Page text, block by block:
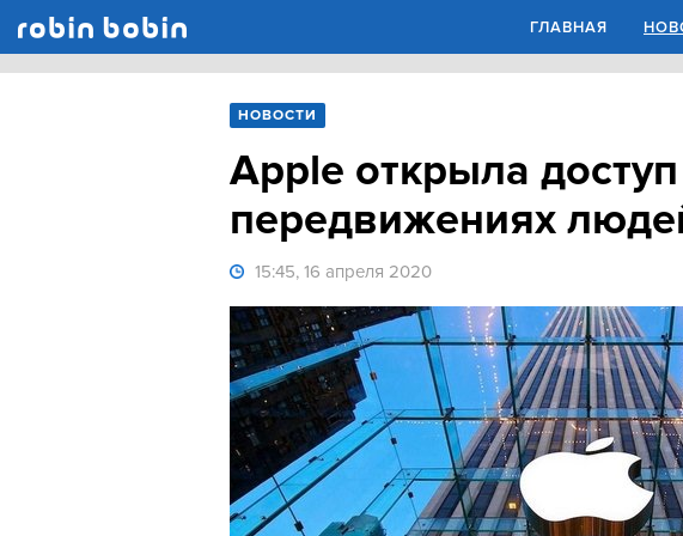
ГЛАВНАЯ
НОВОСТИ
Apple открыла доступ
передвижениях
15:45, 16 апреля 2020